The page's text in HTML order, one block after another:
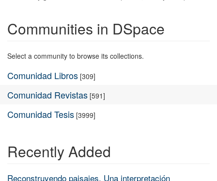
Communities in DSpace
Select a community to browse its collections.
Comunidad Libros [309]
Comunidad Revistas [591]
Comunidad Tesis [3999]
Recently Added
Reconstruyendo paisajes. Una interpretación